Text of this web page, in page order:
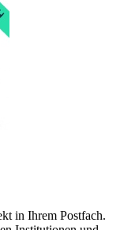
in Ihrem Postfach.